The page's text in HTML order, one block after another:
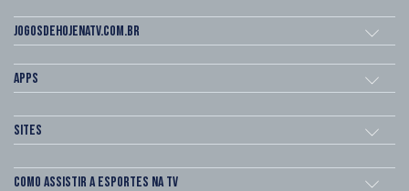
Jogosdehojenatv.com.br
Apps
Sites
Como assistir a esportes na TV